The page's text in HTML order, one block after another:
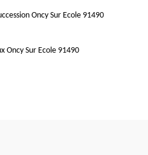
Oncy Sur Ecole 91490
Oncy Sur Ecole 91490